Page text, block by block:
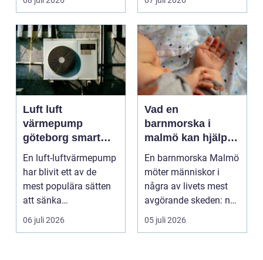
b...
Luft luft
värmepump
göteborg smart
värme för
kustklimat
En luft-luftvärmepump
har blivit ett av de
mest populära sätten
att sänka
uppvärmningskostnad
er och ...
06 juli 2026
Vad en
barnmorska i
malmö kan hjälpa
till med genom
livets olika faser
En barnmorska Malmö
möter människor i
några av livets mest
avgörande skeden: när
en graviditet plane...
05 juli 2026